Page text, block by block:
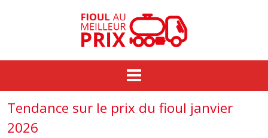
Commande groupée
Tendance sur le prix du fioul janvier
2026